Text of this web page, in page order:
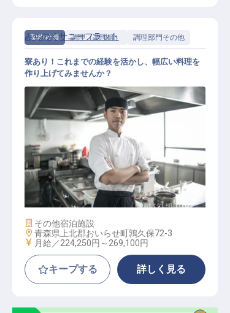
契約社員 調理（調理師） 調理部門その他
調理スタッフ
みちのくサニーフラット
寮あり！これまでの経験を活かし、幅広い料理を
作り上げてみませんか？
施設業態
その他宿泊施設
勤務地
青森県上北郡おいらせ町鶉久保72-3
給与
月給／224,250円～ 269,100円
キープする 詳しく見る